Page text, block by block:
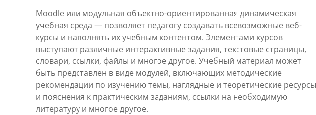
Moodle или модульная объектно-ориентированная динамическая
учебная среда — позволяет педагогу создавать всевозможные веб-
курсы и наполнять их учебным контентом. Элементами курсов
выступают различные интерактивные задания, текстовые страницы,
словари, ссылки, файлы и многое другое. Учебный материал может
быть представлен в виде модулей, включающих методические
рекомендации по изучению темы, наглядные и теоретические ресурсы
и пояснения к практическим заданиям, ссылки на необходимую
литературу и многое другое.